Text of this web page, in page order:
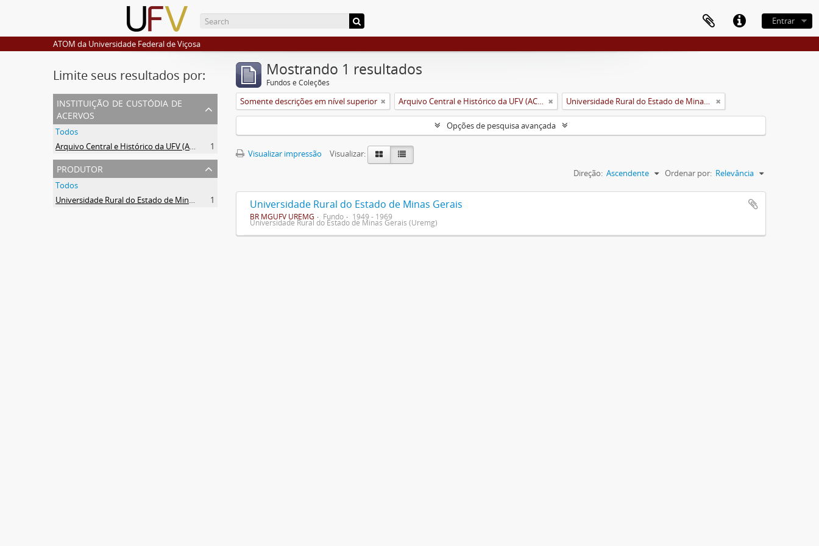
Entrar
ATOM da Universidade Federal de Viçosa
Limite seus resultados por:
instituição de custódia de
acervos
Todos
Arquivo Central e Histórico da UFV (ACH-UFV)
1
produtor
Todos
Universidade Rural do Estado de Minas Gerais (Uremg)
1
Mostrando 1 resultados
Fundos e Coleções
Somente descrições em nível superior Arquivo Central e Histórico da UFV (ACH-UFV) Universidade Rural do Estado de Minas Gerais (Uremg)
Opções de pesquisa avançada
Visualizar impressão
Visualizar:
Ordenar por: Relevância
Direção: Ascendente
Universidade Rural do Estado de Minas Gerais
BR MGUFV UREMG Fundo 1949 - 1969
Universidade Rural do Estado de Minas Gerais (Uremg)